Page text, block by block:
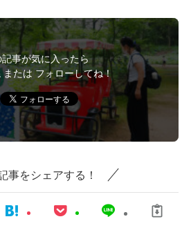
事が気に入ったら
または フォローしてね！
事をシェアする！